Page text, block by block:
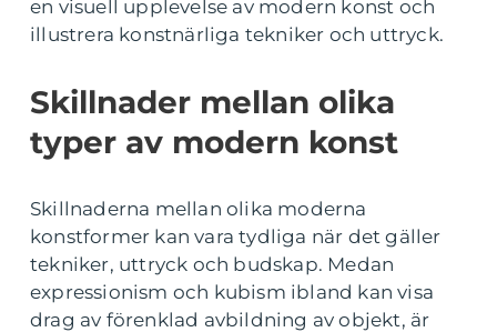
en visuell upplevelse av modern konst och
illustrera konstnärliga tekniker och uttryck.
Skillnader mellan olika
typer av modern konst
Skillnaderna mellan olika moderna
konstformer kan vara tydliga när det gäller
tekniker, uttryck och budskap. Medan
expressionism och kubism ibland kan visa
drag av förenklad avbildning av objekt, är